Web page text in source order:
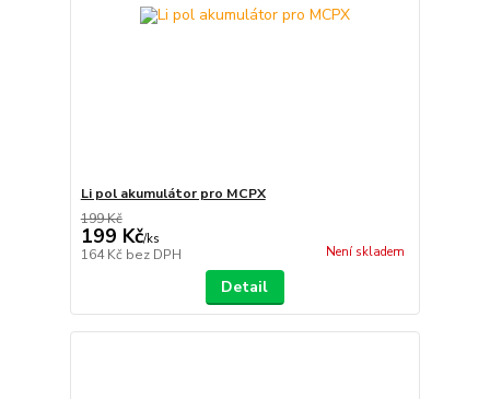
Li pol akumulátor pro MCPX
199 Kč
199 Kč/ks
164 Kč bez DPH Není skladem
Detail